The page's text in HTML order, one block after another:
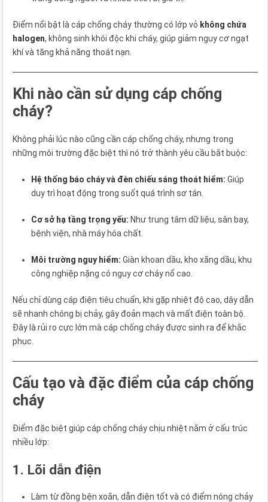
Điểm nổi bật là cáp chống cháy thường có lớp vỏ không chứa
halogen, không sinh khói độc khi cháy, giúp giảm nguy cơ ngạt
khí và tăng khả năng thoát nạn.
Khi nào cần sử dụng cáp chống
cháy?
Không phải lúc nào cũng cần cáp chống cháy, nhưng trong
những môi trường đặc biệt thì nó trở thành yêu cầu bắt buộc:
Hệ thống báo cháy và đèn chiếu sáng thoát hiểm: Giúp
duy trì hoạt động trong suốt quá trình sơ tán.
Cơ sở hạ tầng trọng yếu: Như trung tâm dữ liệu, sân bay,
bệnh viện, nhà máy hóa chất.
Môi trường nguy hiểm: Giàn khoan dầu, kho xăng dầu, khu
công nghiệp nặng có nguy cơ cháy nổ cao.
Nếu chỉ dùng cáp điện tiêu chuẩn, khi gặp nhiệt độ cao, dây dẫn
sẽ nhanh chóng bị chảy, gây đoản mạch và mất điện toàn bộ.
Đây là rủi ro cực lớn mà cáp chống cháy được sinh ra để khắc
phục.
Cấu tạo và đặc điểm của cáp chống
cháy
Điểm đặc biệt giúp cáp chống cháy chịu nhiệt nằm ở cấu trúc
nhiều lớp:
1. Lõi dẫn điện
Làm từ đồng bện xoắn, dẫn điện tốt và có điểm nóng chảy